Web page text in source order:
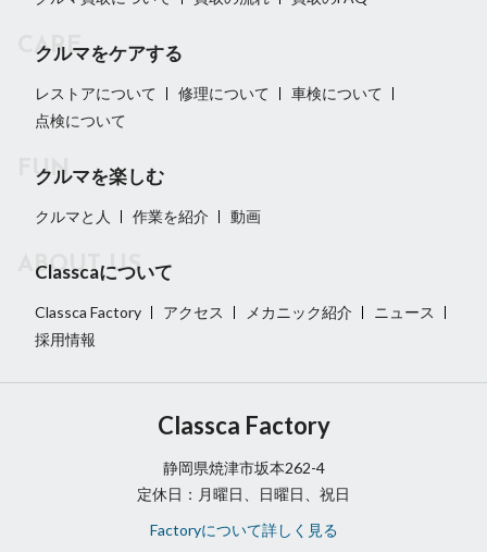
クルマをケアする
レストアについて 修理について
車検について
点検について
クルマを楽しむ
クルマと人 作業を紹介 動画
Classcaについて
Classca Factory アクセス メカニック紹介
ニュース
採用情報
Classca Factory
静岡県焼津市坂本262-4
定休日：月曜日、日曜日、祝日
Factoryについて詳しく見る